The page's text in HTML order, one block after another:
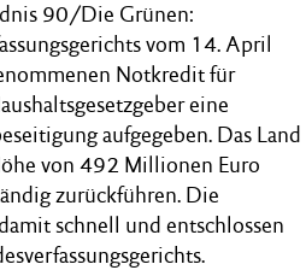
90/Die Grünen:
vom 14. April
Notkredit für
eine
aufgegeben. Das Land
von 492 Millionen Euro
zurückführen. Die
schnell und entschlossen